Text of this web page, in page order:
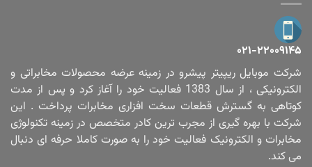
۰۲۱-۲۲۰۰۹۱۴۵
شرکت موبایل ریپیتر پیشرو در زمینه عرضه محصولات مخابراتی و
الکترونیکی ، از سال 1383 فعالیت خود را آغاز کرد و پس از مدت
کوتاهی به گسترش قطعات سخت افزاری مخابرات پرداخت . این
شرکت با بهره گیری از مجرب ترین کادر متخصص در زمینه تکنولوژی
مخابرات و الکترونیک فعالیت خود را به صورت کاملا حرفه ای دنبال
می کند.